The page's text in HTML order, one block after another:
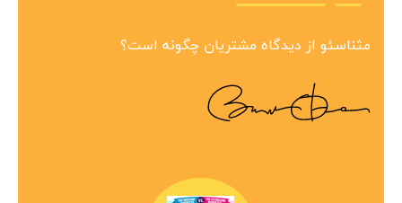
مثناسئو از دیدگاه مشتریان چگونه است؟